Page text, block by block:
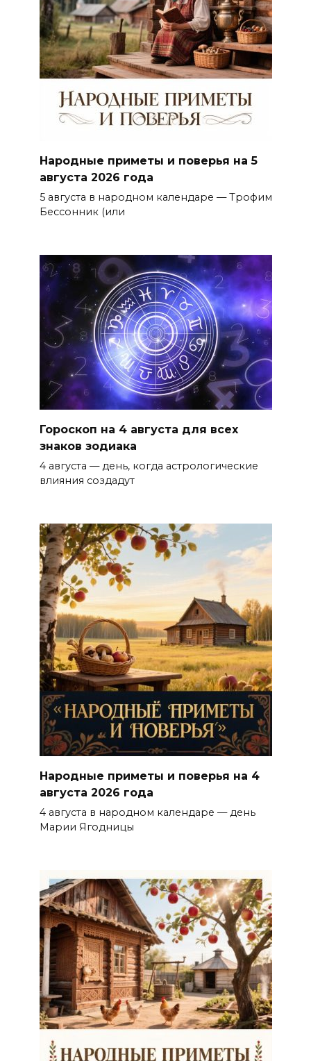
Народные приметы и поверья на 5
августа 2026 года
5 августа в народном календаре — Трофим
Бессонник (или
Гороскоп на 4 августа для всех
знаков зодиака
4 августа — день, когда астрологические
влияния создадут
Народные приметы и поверья на 4
августа 2026 года
4 августа в народном календаре — день
Марии Ягодницы